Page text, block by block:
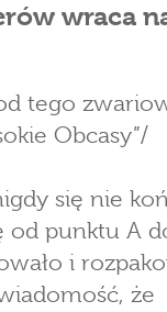
wraca
tego
Obcasy”/
się nie
od punktu A
i
że